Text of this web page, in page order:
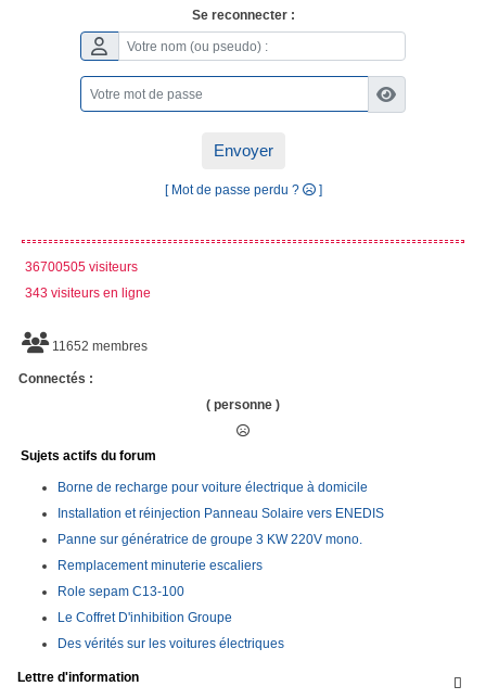
Se reconnecter :
Envoyer
[ Mot de passe perdu ? ]
36700505 visiteurs
343 visiteurs en ligne
11652 membres
Connectés :
( personne )
Sujets actifs du forum
Borne de recharge pour voiture électrique à domicile
Installation et réinjection Panneau Solaire vers ENEDIS
Panne sur génératrice de groupe 3 KW 220V mono.
Remplacement minuterie escaliers
Role sepam C13-100
Le Coffret D'inhibition Groupe
Des vérités sur les voitures électriques

Lettre d'information